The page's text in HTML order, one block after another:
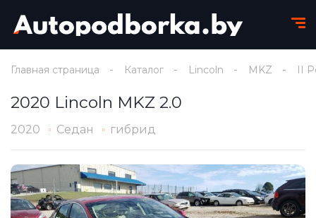
Главная страница Каталог Lincoln MKZ II
2020 Lincoln MKZ 2.0
2020 Седан гибрид